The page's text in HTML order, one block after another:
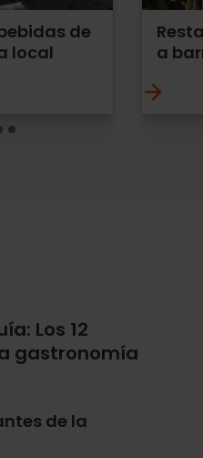
de
local
a
Los 12
gastronomía
de la